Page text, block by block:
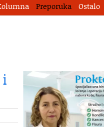
Preporuka Ostalo
i